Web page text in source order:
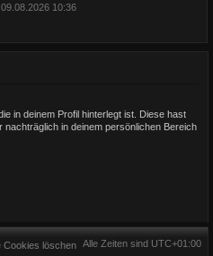
10:36
in deinem Profil hinterlegt ist. Diese hast
in deinem persönlichen Bereich
Alle Zeiten sind UTC+01:00
Cookies löschen